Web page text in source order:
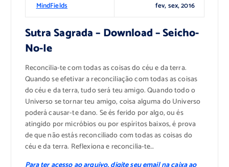
MindFields fev, sex, 2016
Sutra Sagrada – Download – Seicho-
No-Ie
Reconcilia-te com todas as coisas do céu e da terra.
Quando se efetivar a reconciliação com todas as coisas
do céu e da terra, tudo será teu amigo. Quando todo o
Universo se tornar teu amigo, coisa alguma do Universo
poderá causar-te dano. Se és ferido por algo, ou és
atingido por micróbios ou por espíritos baixos, é prova
de que não estás reconciliado com todas as coisas do
céu e da terra. Reflexiona e reconcilia-te…